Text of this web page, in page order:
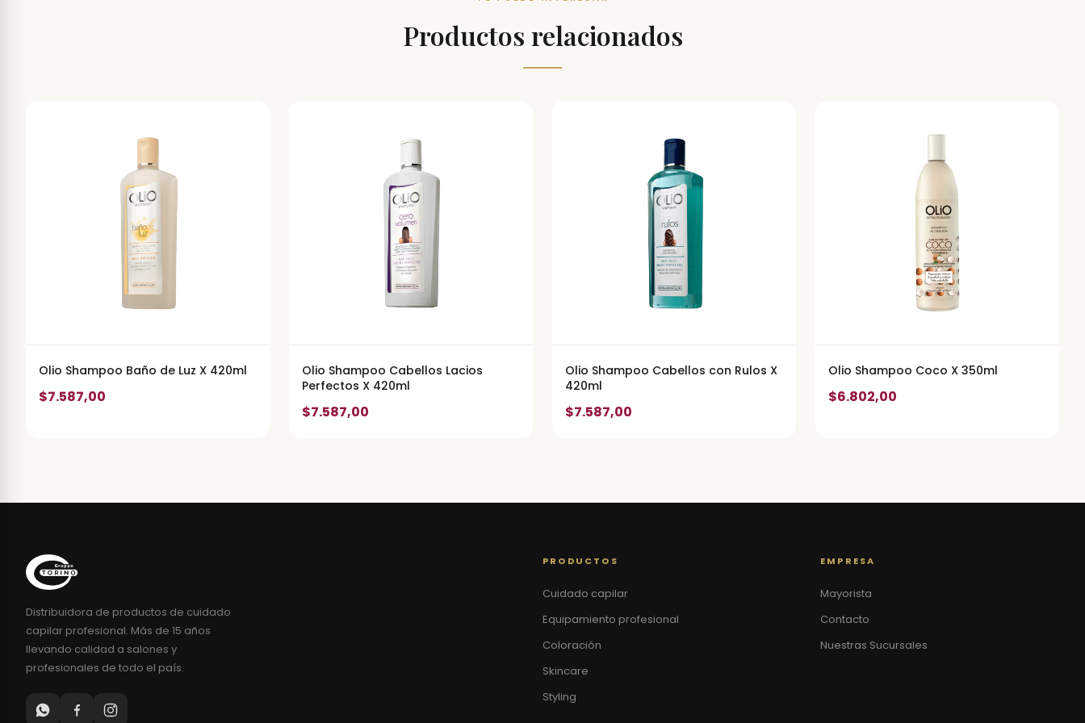
Productos relacionados
Olio Shampoo Baño de Luz X 420ml
$7.587,00
Olio Shampoo Cabellos Lacios
Perfectos X 420ml
$7.587,00
Olio Shampoo Cabellos con Rulos X
420ml
$7.587,00
Olio Shampoo Coco X 350ml
$6.802,00
Distribuidora de productos de cuidado
capilar profesional. Más de 15 años
llevando calidad a salones y
profesionales de todo el país.
PRODUCTOS
Cuidado capilar
Equipamiento profesional
Coloración
Skincare
Styling
EMPRESA
Mayorista
Contacto
Nuestras Sucursales